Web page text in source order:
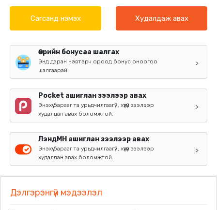
Сагсанд нэмэх Худалдаж авах
Өөрийн бонусаа шалгах
Энд даран нэвтэрч ороод бонус оноогоо
шалгаарай
>
Pocket ашиглан зээлээр авах
Энэхүү барааг та урьдчилгаагүй, хүүгүй зээлээр
худалдан авах боломжтой.
>
ЛэндМН ашиглан зээлээр авах
Энэхүү барааг та урьдчилгаагүй, хүүгүй зээлээр
худалдан авах боломжтой.
>
Дэлгэрэнгүй мэдээлэл